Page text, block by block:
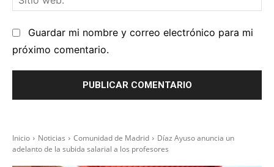
Guardar mi nombre y correo electrónico para mi
próximo comentario.